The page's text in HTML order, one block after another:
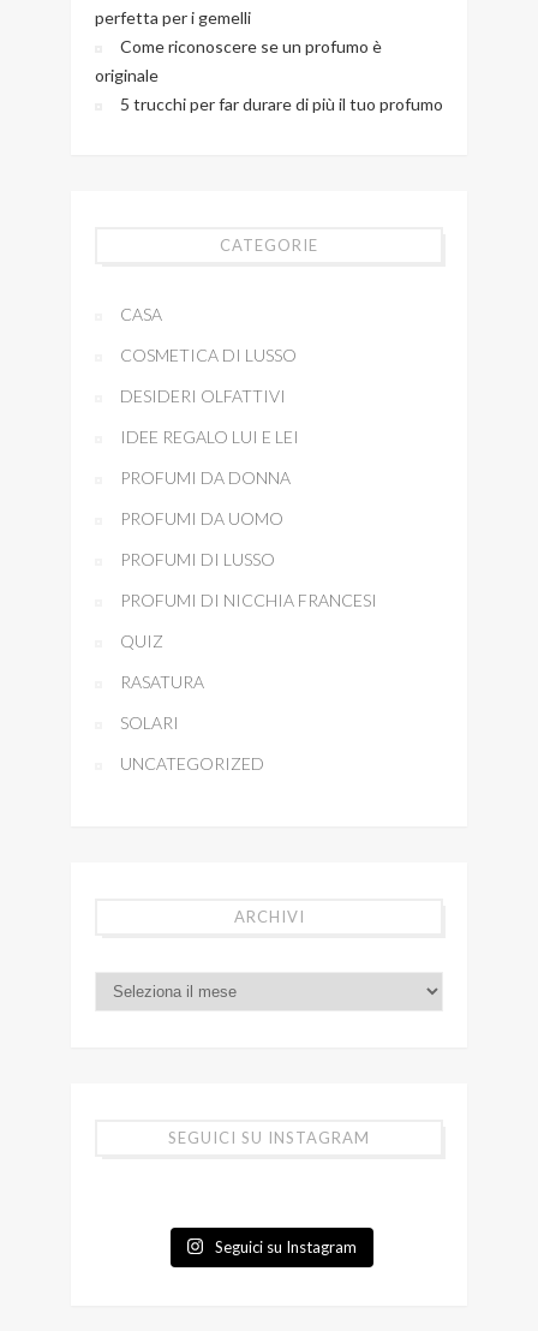
perfetta per i gemelli
Come riconoscere se un profumo è
originale
5 trucchi per far durare di più il tuo profumo
CATEGORIE
CASA
COSMETICA DI LUSSO
DESIDERI OLFATTIVI
IDEE REGALO LUI E LEI
PROFUMI DA DONNA
PROFUMI DA UOMO
PROFUMI DI LUSSO
PROFUMI DI NICCHIA FRANCESI
QUIZ
RASATURA
SOLARI
UNCATEGORIZED
ARCHIVI
SEGUICI SU INSTAGRAM
Seguici su Instagram